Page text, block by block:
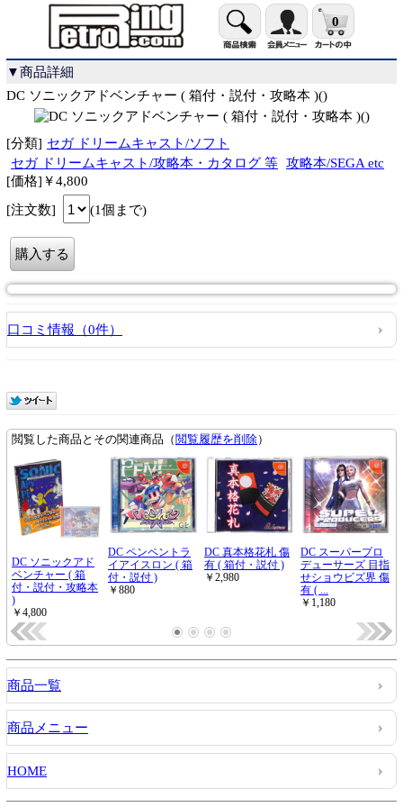
0
▼商品詳細
DC ソニックアドベンチャー ( 箱付・説付・攻略本 )()
[分類] セガ ドリームキャスト/ソフト
セガ ドリームキャスト/攻略本・カタログ 等 攻略本/SEGA etc
[価格]￥4,800
[注文数]
(1個まで)
口コミ情報（0件）
商品一覧
商品メニュー
HOME